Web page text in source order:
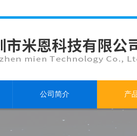
公司简介 产